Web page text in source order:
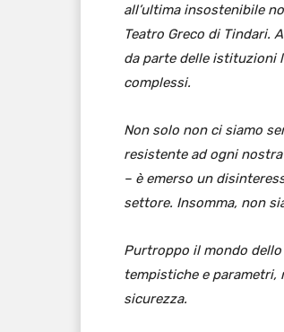
all’ultima insostenibile
Teatro Greco di Tindari.
da parte delle istituzioni
complessi.
Non solo non ci siamo
resistente ad ogni
– è emerso un
settore. Insomma, non
Purtroppo il mondo
tempistiche e
sicurezza.